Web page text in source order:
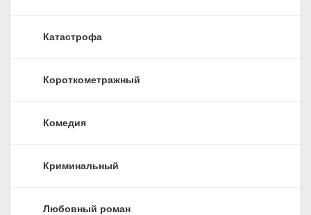
Катастрофа
Короткометражный
Комедия
Криминальный
Любовный роман